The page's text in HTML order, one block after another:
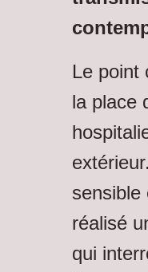
Le point
la place
réalisé
qui